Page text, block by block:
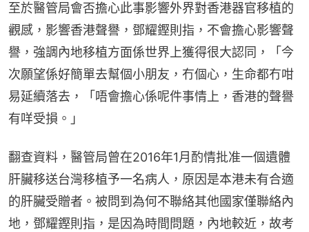
至於醫管局會否擔心此事影響外界對香港器官移植的
觀感，影響香港聲譽，鄧耀鏗則指，不會擔心影響聲
譽，強調內地移植方面係世界上獲得很大認同，「今
次願望係好簡單去幫個小朋友，冇個心，生命都冇咁
易延續落去，「唔會擔心係呢件事情上，香港的聲譽
有咩受損。」
翻查資料，醫管局曾在2016年1月酌情批准一個遺體
肝臟移送台灣移植予一名病人，原因是本港未有合適
的肝臟受贈者。被問到為何不聯絡其他國家僅聯絡內
地，鄧耀鏗則指，是因為時間問題，內地較近，故考